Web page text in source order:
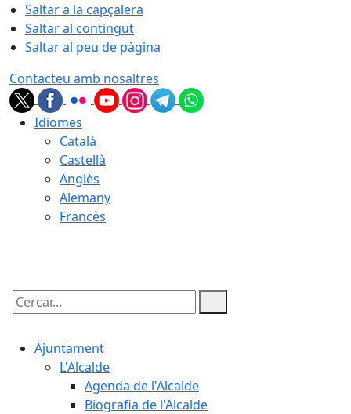
Saltar a la capçalera
Saltar al contingut
Saltar al peu de pàgina
Contacteu amb nosaltres
Idiomes
Català
Castellà
Anglès
Alemany
Francès
Cercar:
Ajuntament
L'Alcalde
Agenda de l'Alcalde
Biografia de l'Alcalde